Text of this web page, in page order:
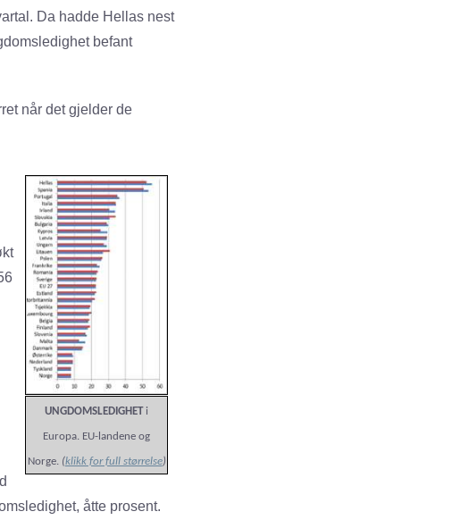
Da hadde Hellas nest
befant
når det gjelder de
UNGDOMSLEDIGHETi
Europa. EU-landene og
Norge. (klikk for full størrelse)
åtte prosent.